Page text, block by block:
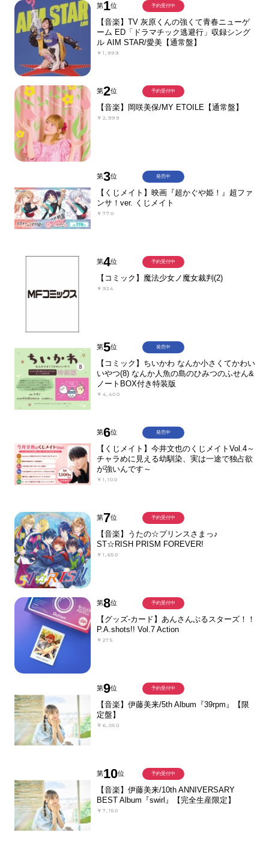
第1位
【音楽】TV 灰原くんの強くて青春ニューゲ
ーム ED「ドラマチック逃避行」収録シング
ル AIM STAR/愛美【通常盤】
￥1,999
予約受付中
第2位
【音楽】岡咲美保/MY ETOILE【通常盤】
￥2,999
予約受付中
第3位
【くじメイト】映画『超かぐや姫！』超ファ
ンサ！ver. くじメイト
￥770
発売中
第4位
【コミック】魔法少女ノ魔女裁判(2)
￥924
予約受付中
第5位
【コミック】ちいかわ なんか小さくてかわい
いやつ(8) なんか人魚の島のひみつのふせん&
ノートBOX付き特装版
￥4,400
発売中
第6位
【くじメイト】今井文也のくじメイトVol.4～
チャラめに見える幼馴染、実は一途で独占欲
が強いんです～
￥1,100
発売中
第7位
【音楽】うたの☆プリンスさまっ♪
ST☆RISH PRISM FOREVER!
￥1,650
予約受付中
第8位
【グッズ-カード】あんさんぶるスターズ！！
P.A.shots!! Vol.7 Action
￥275
予約受付中
第9位
【音楽】伊藤美来/5th Album『39rpm』【限
定盤】
￥6,050
予約受付中
第10位
【音楽】伊藤美来/10th ANNIVERSARY
BEST Album『swirl』【完全生産限定】
￥7,150
予約受付中